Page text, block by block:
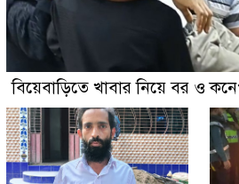
বিয়েবাড়িতে খাবার নিয়ে বর ও